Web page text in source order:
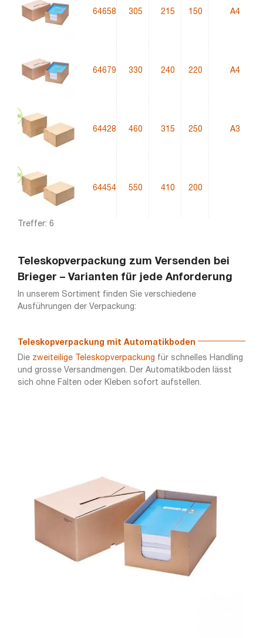
64658 305 215 150 A4
64679 330 240 220 A4
64428 460 315 250 A3
64454 550 410 200
Treffer: 6
Teleskopverpackung zum Versenden bei
Brieger – Varianten für jede Anforderung
In unserem Sortiment finden Sie verschiedene
Ausführungen der Verpackung:
Teleskopverpackung mit Automatikboden
Die zweiteilige Teleskopverpackung für schnelles Handling
und grosse Versandmengen. Der Automatikboden lässt
sich ohne Falten oder Kleben sofort aufstellen.